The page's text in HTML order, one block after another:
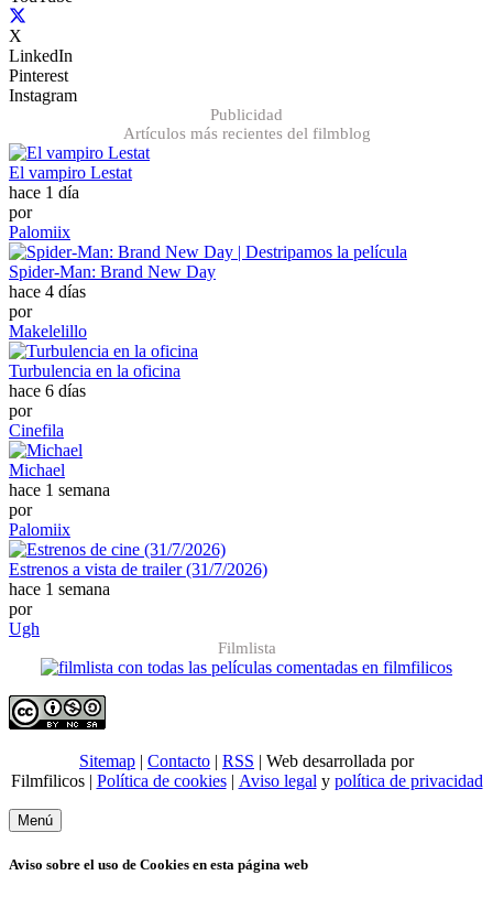
X
LinkedIn
Pinterest
Instagram
Publicidad
Artículos más recientes del filmblog
El vampiro Lestat
hace 1 día
por
Palomiix
Spider-Man: Brand New Day
hace 4 días
por
Makelelillo
Turbulencia en la oficina
hace 6 días
por
Cinefila
Michael
hace 1 semana
por
Palomiix
Estrenos a vista de trailer (31/7/2026)
hace 1 semana
por
Ugh
Filmlista
Sitemap | Contacto | RSS | Web desarrollada por
Filmfilicos | Política de cookies| Aviso legal y política de privacidad
Menú
Aviso sobre el uso de Cookies en esta página web